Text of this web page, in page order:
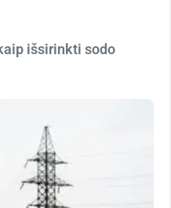
išsirinkti sodo